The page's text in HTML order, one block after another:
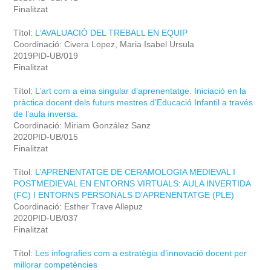
Finalitzat
Títol: L’AVALUACIÓ DEL TREBALL EN EQUIP
Coordinació: Civera Lopez, Maria Isabel Ursula
2019PID-UB/019
Finalitzat
Títol: L’art com a eina singular d’aprenentatge. Iniciació en la
pràctica docent dels futurs mestres d’Educació Infantil a través
de l’aula inversa.
Coordinació: Miriam González Sanz
2020PID-UB/015
Finalitzat
Títol: L’APRENENTATGE DE CERAMOLOGIA MEDIEVAL I
POSTMEDIEVAL EN ENTORNS VIRTUALS: AULA INVERTIDA
(FC) I ENTORNS PERSONALS D’APRENENTATGE (PLE)
Coordinació: Esther Trave Allepuz
2020PID-UB/037
Finalitzat
Títol: Les infografies com a estratègia d’innovació docent per
millorar competències